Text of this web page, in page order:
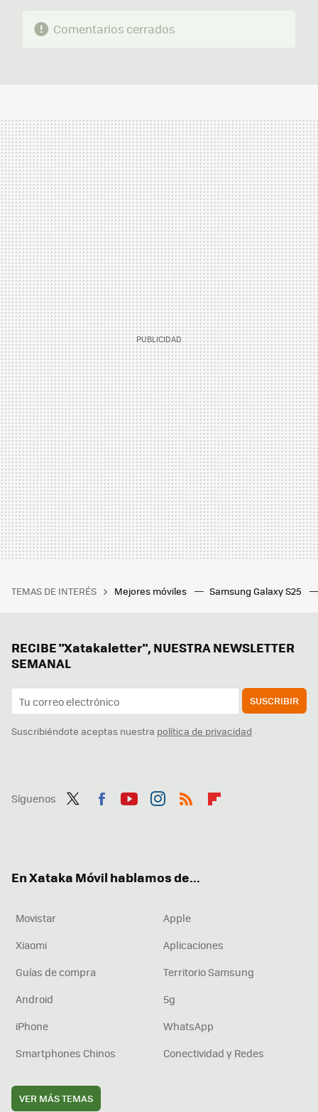
Comentarios cerrados
TEMAS DE INTERÉS Mejores móviles Samsung Galaxy S25
RECIBE "Xatakaletter", NUESTRA NEWSLETTER
SEMANAL
SUSCRIBIR
Suscribiéndote aceptas nuestra política de privacidad
Síguenos
En Xataka Móvil hablamos de...
Movistar
Apple
Xiaomi
Aplicaciones
Guías de compra
Territorio Samsung
Android
5g
iPhone
WhatsApp
Smartphones Chinos
Conectividad y Redes
VER MÁS TEMAS